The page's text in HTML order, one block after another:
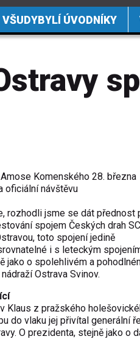
VŠUDYBYLÍ ÚVODNÍKY
Komenského 28. března
oficiální návštěvu
rozhodli jsme se dát přednost
spojem Českých drah SC
toto spojení jedině
i s leteckým
jako o spolehlivém a
Ostrava Svinov.
Klaus z pražského
do vlaku jej přivítal generální
O prezidenta, stejně jako o